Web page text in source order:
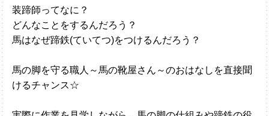
装蹄師ってなに？
どんなことをするんだろう？
馬はなぜ蹄鉄(ていてつ)をつけるんだろう？
馬の脚を守る職人～馬の靴屋さん～のおはなし を直接聞
けるチャンス☆